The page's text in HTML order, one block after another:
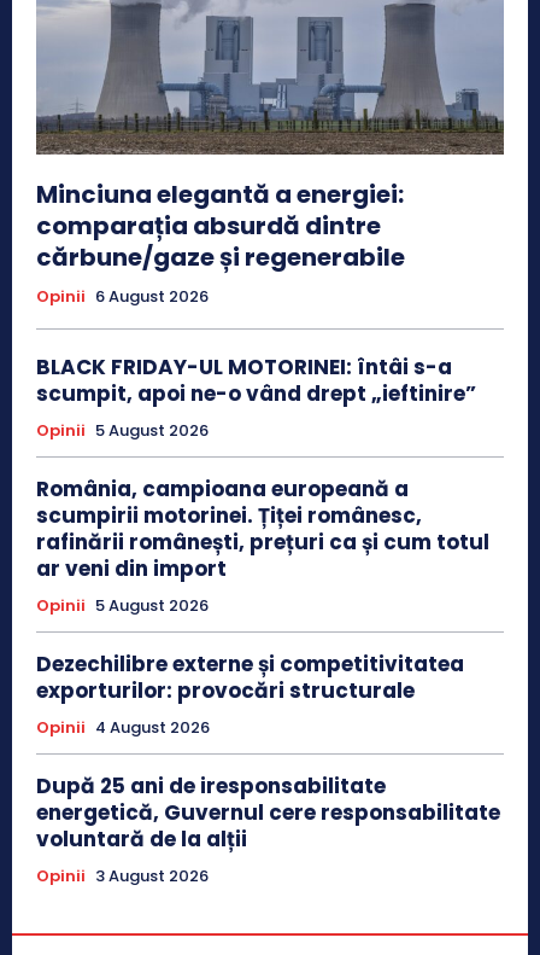
Minciuna elegantă a energiei:
comparația absurdă dintre
cărbune/gaze și regenerabile
Opinii 6 August 2026
BLACK FRIDAY-UL MOTORINEI: întâi s-a
scumpit, apoi ne-o vând drept „ieftinire”
Opinii 5 August 2026
România, campioana europeană a
scumpirii motorinei. Țiței românesc,
rafinării românești, prețuri ca și cum totul
ar veni din import
Opinii 5 August 2026
Dezechilibre externe și competitivitatea
exporturilor: provocări structurale
Opinii 4 August 2026
După 25 ani de iresponsabilitate
energetică, Guvernul cere responsabilitate
voluntară de la alții
Opinii 3 August 2026